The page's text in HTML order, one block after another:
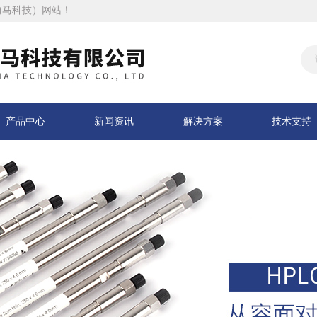
科技）网站！
产品中心 新闻资讯 解决方案 技术支持